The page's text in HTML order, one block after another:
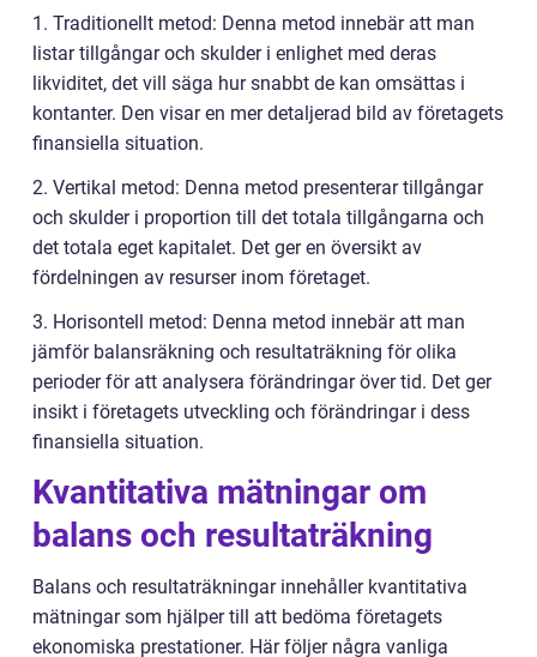
1. Traditionellt metod: Denna metod innebär att man
listar tillgångar och skulder i enlighet med deras
likviditet, det vill säga hur snabbt de kan omsättas i
kontanter. Den visar en mer detaljerad bild av företagets
finansiella situation.
2. Vertikal metod: Denna metod presenterar tillgångar
och skulder i proportion till det totala tillgångarna och
det totala eget kapitalet. Det ger en översikt av
fördelningen av resurser inom företaget.
3. Horisontell metod: Denna metod innebär att man
jämför balansräkning och resultaträkning för olika
perioder för att analysera förändringar över tid. Det ger
insikt i företagets utveckling och förändringar i dess
finansiella situation.
Kvantitativa mätningar om
balans och resultaträkning
Balans och resultaträkningar innehåller kvantitativa
mätningar som hjälper till att bedöma företagets
ekonomiska prestationer. Här följer några vanliga